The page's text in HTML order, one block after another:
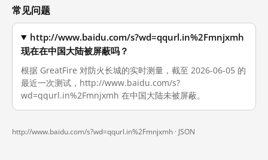
常见问题
http://www.baidu.com/s?wd=qqurl.in%2Fmnjxmh
现在在中国大陆被屏蔽吗？
根据 GreatFire 对防火长城的实时测量，截至 2026-06-05 的
最近一次测试，http://www.baidu.com/s?
wd=qqurl.in%2Fmnjxmh 在中国大陆未被屏蔽。
http://www.baidu.com/s?wd=qqurl.in%2Fmnjxmh · JSON